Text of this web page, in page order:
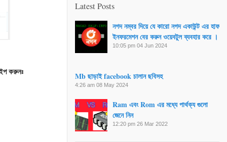
করুনঃ
Latest Posts
নগদ নম্বর দিয়ে যে কারো নগদ একাউন্ট এর হাফ
ইনফরমেশন বের করুন ওয়েবটুল ব্যবহার করে ।
10:05 pm 04 Jun 2024
Mb ছাড়াই facebook চালান ছবিসহ
4:26 am 08 May 2024
Ram এবং Rom এর মধ্যে পার্থক্য গুলো
জেনে নিন
12:20 pm 26 Mar 2022